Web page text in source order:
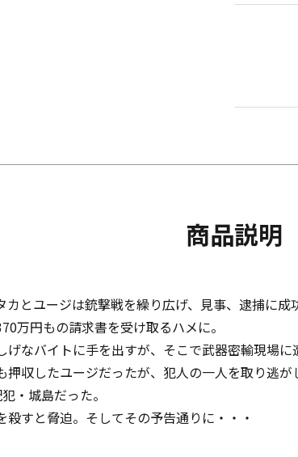
商品説明
とユージは銃撃戦を繰り広げ、見事、逮捕に成
万円もの請求書を受け取るハメに。
なバイトに手を出すが、そこで武器密輸現場に
収したユージだったが、犯人の一人を取り逃が
・城島だった。
すと脅迫。そしてその予告通りに・・・